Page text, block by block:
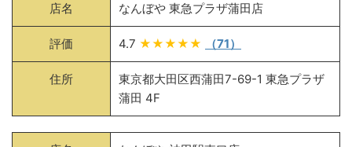
店名 なんぼや 東急プラザ蒲田店
評価 4.7 ★★★★★ （71）
住所
東京都大田区西蒲田7-69-1 東急プラザ
蒲田 4F